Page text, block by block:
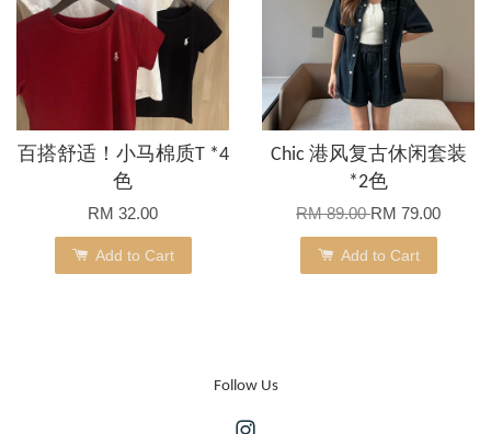
百搭舒适！小马棉质T *4
色
RM 32.00
Add to Cart
Chic 港风复古休闲套装
*2色
RM 89.00RM 79.00
Add to Cart
Follow Us